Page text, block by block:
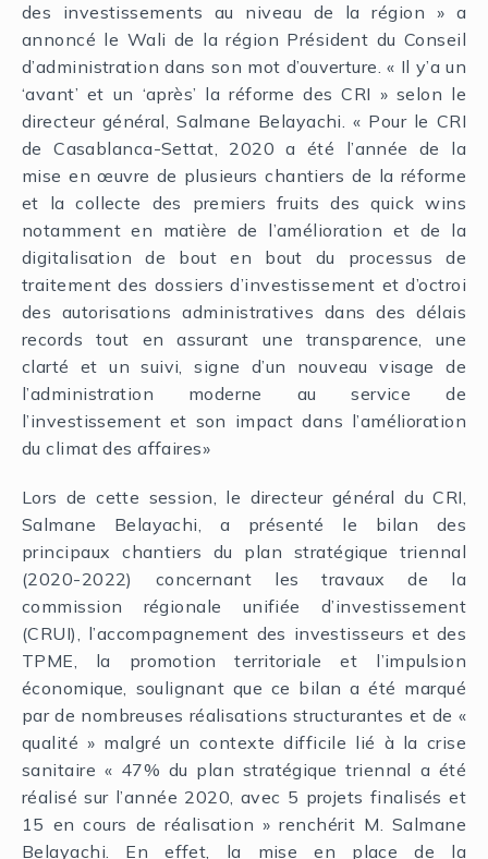
des investissements au niveau de la région » a
annoncé le Wali de la région Président du Conseil
d’administration dans son mot d’ouverture. « Il y’a un
‘avant’ et un ‘après’ la réforme des CRI » selon le
directeur général, Salmane Belayachi. « Pour le CRI
de Casablanca-Settat, 2020 a été l’année de la
mise en œuvre de plusieurs chantiers de la réforme
et la collecte des premiers fruits des quick wins
notamment en matière de l’amélioration et de la
digitalisation de bout en bout du processus de
traitement des dossiers d’investissement et d’octroi
des autorisations administratives dans des délais
records tout en assurant une transparence, une
clarté et un suivi, signe d’un nouveau visage de
l’administration moderne au service de
l’investissement et son impact dans l’amélioration
du climat des affaires»
Lors de cette session, le directeur général du CRI,
Salmane Belayachi, a présenté le bilan des
principaux chantiers du plan stratégique triennal
(2020-2022) concernant les travaux de la
commission régionale unifiée d’investissement
(CRUI), l’accompagnement des investisseurs et des
TPME, la promotion territoriale et l’impulsion
économique, soulignant que ce bilan a été marqué
par de nombreuses réalisations structurantes et de «
qualité » malgré un contexte difficile lié à la crise
sanitaire « 47% du plan stratégique triennal a été
réalisé sur l’année 2020, avec 5 projets finalisés et
15 en cours de réalisation » renchérit M. Salmane
Belayachi. En effet, la mise en place de la